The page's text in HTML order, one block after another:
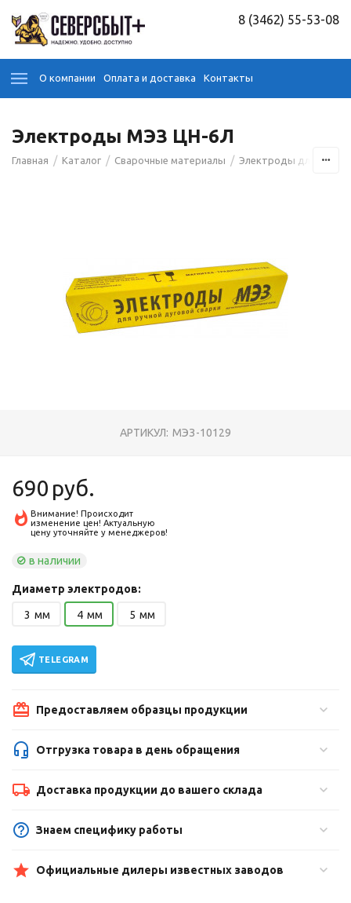
8 (3462) 55-53-08
О компании Оплата и доставка Контакты
Электроды МЭЗ ЦН-6Л
Главная / Каталог / Сварочные материалы / Электроды для сварки
АРТИКУЛ: МЭЗ-10129
690 руб.
Внимание! Происходит
изменение цен! Актуальную
цену уточняйте у менеджеров!
в наличии
Диаметр электродов:
3 мм 4 мм 5 мм
TELEGRAM
Предоставляем образцы продукции
Отгрузка товара в день обращения
Доставка продукции до вашего склада
Знаем специфику работы
Официальные дилеры известных заводов